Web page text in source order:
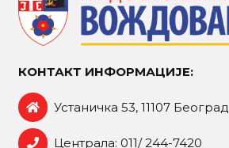
КОНТАКТ ИНФОРМАЦИЈЕ:
Устаничка 53, 11107 Београд
Централа: 011/ 244-7420